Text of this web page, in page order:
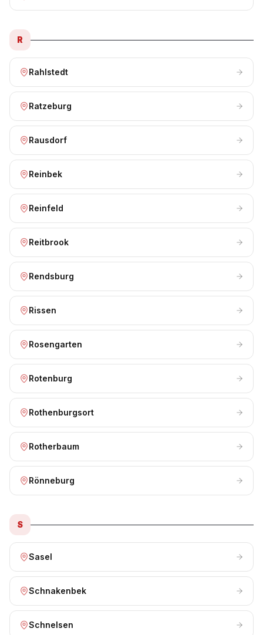
R
Rahlstedt
Ratzeburg
Rausdorf
Reinbek
Reinfeld
Reitbrook
Rendsburg
Rissen
Rosengarten
Rotenburg
Rothenburgsort
Rotherbaum
Rönneburg
S
Sasel
Schnakenbek
Schnelsen